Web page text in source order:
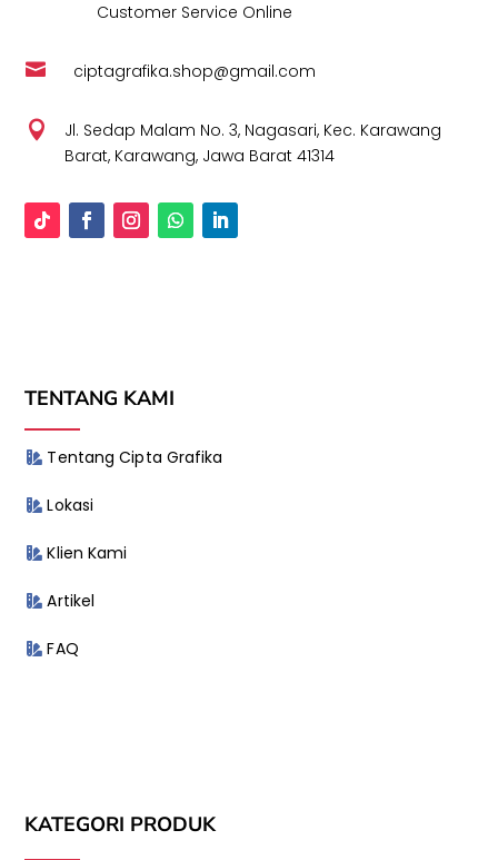
Customer Service Online
 ciptagrafika.shop@gmail.com

Jl. Sedap Malam No. 3, Nagasari, Kec. Karawang
Barat, Karawang, Jawa Barat 41314
TENTANG KAMI
Tentang Cipta Grafika
Lokasi
Klien Kami
Artikel
FAQ
KATEGORI PRODUK